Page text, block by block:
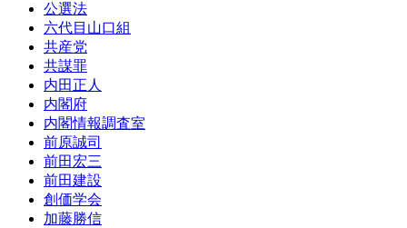
公選法
六代目山口組
共産党
共謀罪
内田正人
内閣府
内閣情報調査室
前原誠司
前田宏三
前田建設
創価学会
加藤勝信